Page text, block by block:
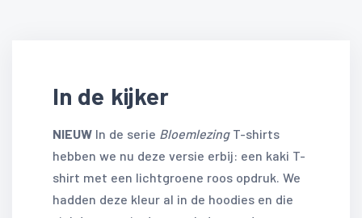
In de kijker
NIEUW In de serie BloemlezingT-shirts
hebben we nu deze versie erbij: een kaki T-
shirt met een lichtgroene roos opdruk. We
hadden deze kleur al in de hoodies en die